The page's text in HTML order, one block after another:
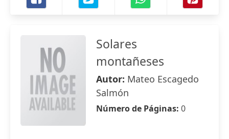
Solares
montañeses
Autor: Mateo Escagedo
Salmón
Número de Páginas: 0